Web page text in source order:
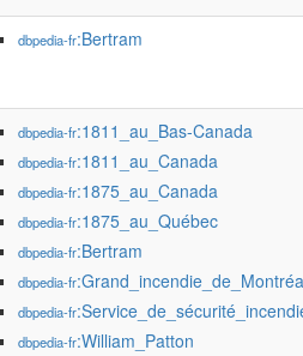
dbpedia-fr:Bertram
dbpedia-fr:1811_au_Bas-Canada
dbpedia-fr:1811_au_Canada
dbpedia-fr:1875_au_Canada
dbpedia-fr:1875_au_Québec
dbpedia-fr:Bertram
dbpedia-fr
dbpedia-fr
dbpedia-fr:William_Patton